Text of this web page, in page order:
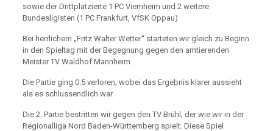
sowie der Drittplatzierte 1 PC Viernheim und 2 weitere
Bundesligisten (1 PC Frankfurt, VfSK Oppau)
Bei herrlichem „Fritz Walter Wetter“ starteten wir gleich zu Beginn
in den Spieltag mit der Begegnung gegen den amtierenden
Meister TV Waldhof Mannheim.
Die Partie ging 0:5 verloren, wobei das Ergebnis klarer aussieht
als es schlussendlich war.
Die 2. Partie bestritten wir gegen den TV Brühl, der wie wir in der
Regionalliga Nord Baden-Württemberg spielt. Diese Spiel